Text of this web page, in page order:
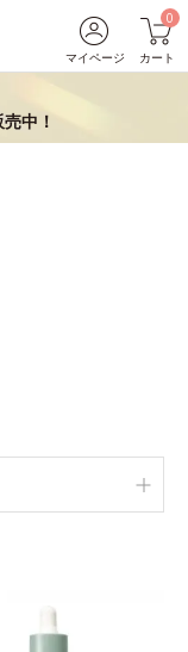
マイページ
0
カート
中！